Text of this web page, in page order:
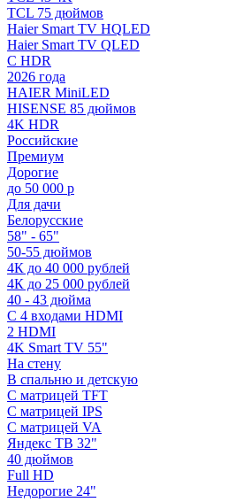
TCL 75 дюймов
Haier Smart TV HQLED
Haier Smart TV QLED
С HDR
2026 года
HAIER MiniLED
HISENSE 85 дюймов
4K HDR
Российские
Премиум
Дорогие
до 50 000 р
Для дачи
Белорусские
58" - 65"
50-55 дюймов
4К до 40 000 рублей
4К до 25 000 рублей
40 - 43 дюйма
С 4 входами HDMI
2 HDMI
4K Smart TV 55"
На стену
В спальню и детскую
С матрицей TFT
С матрицей IPS
С матрицей VA
Яндекс ТВ 32"
40 дюймов
Full HD
Недорогие 24"